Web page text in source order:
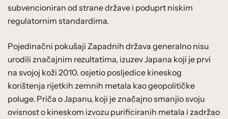
subvencioniran od strane države i poduprt niskim
regulatornim standardima.
Pojedinačni pokušaji Zapadnih država generalno nisu
urodili značajnim rezultatima, izuzev Japana koji je prvi
na svojoj koži 2010. osjetio posljedice kineskog
korištenja rijetkih zemnih metala kao geopolitičke
poluge. Priča o Japanu, koji je značajno smanjio svoju
ovisnost o kineskom izvozu purificiranih metala i zadržao